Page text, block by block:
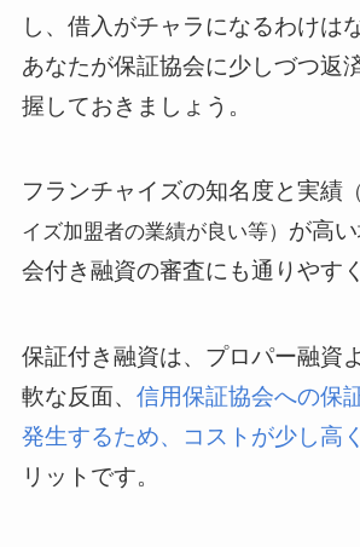
し、借入がチャラになるわけは
あなたが保証協会に少しづつ返
握しておきましょう。
フランチャイズの知名度と実績
イズ加盟者の業績が良い等） が高
会付き融資の審査にも通りやす
保証付き融資は、プロパー融資
軟な反面、 信用保証協会への保
発生するため、コストが少し高
リットです。